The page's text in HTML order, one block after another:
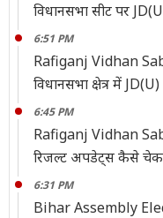
विधानसभा सीट पर
6:51 PM
Rafiganj Vidhan
विधानसभा क्षेत्र में
6:45 PM
Rafiganj Vidhan
रिजल्ट अपडेट्स कैसे
6:31 PM
Bihar Assembly